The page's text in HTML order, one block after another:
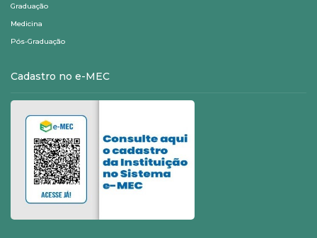
Graduação
Medicina
Pós-Graduação
Cadastro no e-MEC